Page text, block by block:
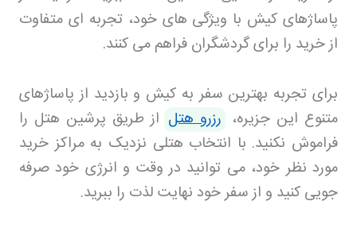
پاساژهای کیش با ویژگی های خود، تجربه ای متفاوت
از خرید را برای گردشگران فراهم می کنند.
برای تجربه بهترین سفر به کیش و بازدید از پاساژهای
متنوع این جزیره، رزرو هتل از طریق پرشین هتل را
فراموش نکنید. با انتخاب هتلی نزدیک به مراکز خرید
مورد نظر خود، می توانید در وقت و انرژی خود صرفه
جویی کنید و از سفر خود نهایت لذت را ببرید.